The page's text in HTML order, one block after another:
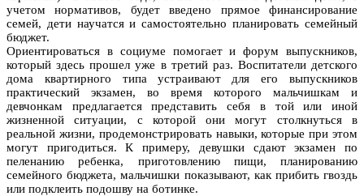
учетом нормативов, будет введено прямое финансирование
семей, дети научатся и самостоятельно планировать семейный
бюджет.
Ориентироваться в социуме помогает и форум выпускников,
который здесь прошел уже в третий раз. Воспитатели детского
дома квартирного типа устраивают для его выпускников
практический экзамен, во время которого мальчишкам и
девчонкам предлагается представить себя в той или иной
жизненной ситуации, с которой они могут столкнуться в
реальной жизни, продемонстрировать навыки, которые при этом
могут пригодиться. К примеру, девушки сдают экзамен по
пеленанию ребенка, приготовлению пищи, планированию
семейного бюджета, мальчишки показывают, как прибить гвоздь
или подклеить подошву на ботинке.